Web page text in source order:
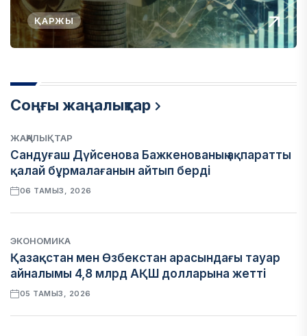
ҚАРЖЫ
Соңғы жаңалықтар
ЖАҢАЛЫҚТАР
Сандуғаш Дүйсенова Бажкенованың ақпаратты
қалай бұрмалағанын айтып берді
06 ТАМЫЗ, 2026
ЭКОНОМИКА
Қазақстан мен Өзбекстан арасындағы тауар
айналымы 4,8 млрд АҚШ долларына жетті
05 ТАМЫЗ, 2026